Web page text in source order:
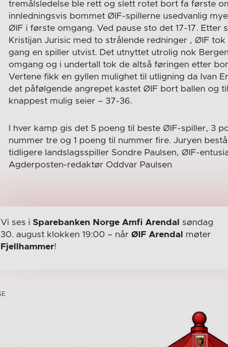
tremålsledelse ble rett og slett rotet bort fa første
innledningsvis bommet ØIF-spillerne usedvanlig
ØIF i første omgang. Ved pause sto det 17-17. Etter
Kristijan Jurisic med to strålende redninger , ØIF
gang en spiller utvist. Det utnyttet utrolig nok
omgang og i undertall tok de altså føringen etter
Vertene fikk en gyllen mulighet til utligning da Ivan
det påfølgende angrepet kastet ØIF bort ballen og
knappest mulig seier – 37-36.
I hver kamp gis det 5 poeng til beste ØIF-spiller, 3
nummer tre og 1 poeng til nummer fire. Juryen
tidligere landslagsspiller Sondre Paulsen, ØIF-
Agderposten-redaktør Oddvar Paulsen
Vi ses i Sparebanken Norge Amfi Arendal
søndag
30. august klokken 19:00 – når ØIF Arendal
møter
Fjellhammer!